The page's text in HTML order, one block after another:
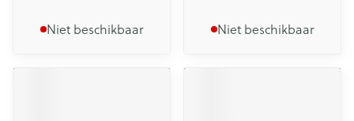
Niet beschikbaar Niet beschikbaar